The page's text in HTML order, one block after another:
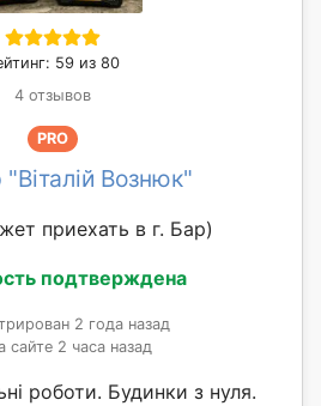
59 из 80
4 отзывов
PRO
Вознюк"
приехать в г. Бар)
подтверждена
2 года назад
сайте 2 часа назад
роботи. Будинки з нуля.